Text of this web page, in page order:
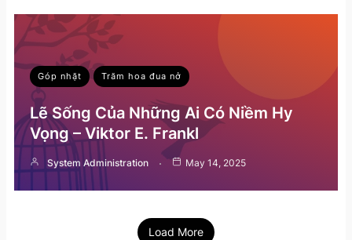
Góp nhặt Trăm hoa đua nở
Lẽ Sống Của Những Ai Có Niềm Hy
Vọng – Viktor E. Frankl
System Administration May 14, 2025
Load More